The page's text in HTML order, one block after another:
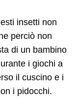
insetti non
perciò non
di un bambino
i giochi a
il cuscino e i
i pidocchi.